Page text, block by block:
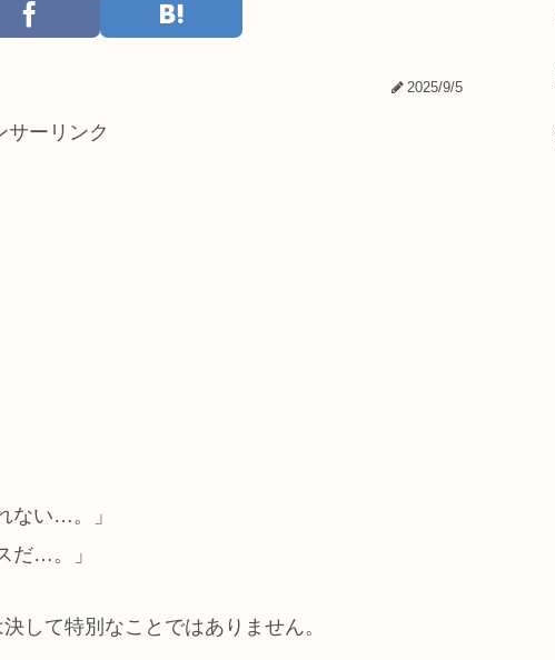
2025/9/5
サーリンク
ない…。」
だ…。」
して特別なことではありません。